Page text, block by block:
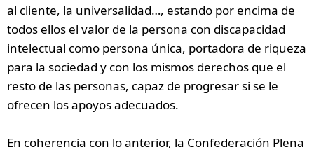
al cliente, la universalidad…, estando por encima de
todos ellos el valor de la persona con discapacidad
intelectual como persona única, portadora de riqueza
para la sociedad y con los mismos derechos que el
resto de las personas, capaz de progresar si se le
ofrecen los apoyos adecuados.
En coherencia con lo anterior, la Confederación Plena